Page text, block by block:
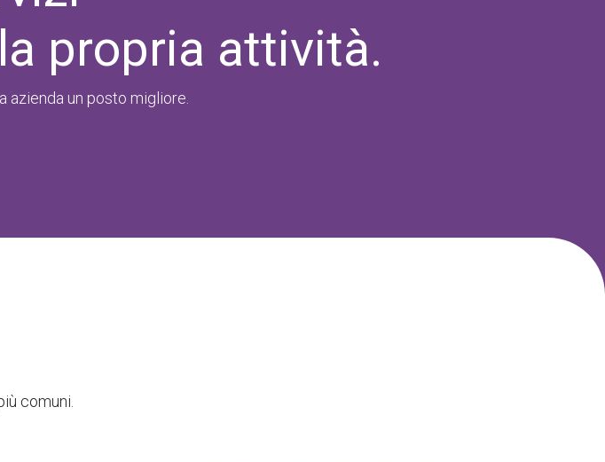
propria attività.
azienda un posto migliore.
comuni.